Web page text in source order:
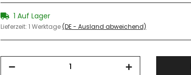
1 Auf Lager
Lieferzeit: 1 Werktage(DE - Ausland abweichend)